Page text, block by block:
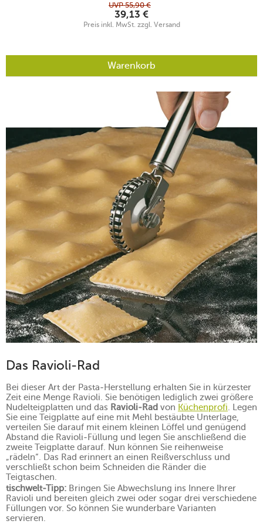
UVP55,90 €
39,13 €
Preis inkl. MwSt. zzgl. Versand
Warenkorb
Das Ravioli-Rad
Bei dieser Art der Pasta-Herstellung erhalten Sie in kürzester
Zeit eine Menge Ravioli. Sie benötigen lediglich zwei größere
Nudelteigplatten und das Ravioli-Rad von Küchenprofi. Legen
Sie eine Teigplatte auf eine mit Mehl bestäubte Unterlage,
verteilen Sie darauf mit einem kleinen Löffel und genügend
Abstand die Ravioli-Füllung und legen Sie anschließend die
zweite Teigplatte darauf. Nun können Sie reihenweise
„rädeln“. Das Rad erinnert an einen Reißverschluss und
verschließt schon beim Schneiden die Ränder die
Teigtaschen.
tischwelt-Tipp: Bringen Sie Abwechslung ins Innere Ihrer
Ravioli und bereiten gleich zwei oder sogar drei verschiedene
Füllungen vor. So können Sie wunderbare Varianten
servieren.